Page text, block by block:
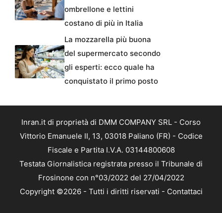
ombrellone e lettini
costano di più in Italia
La mozzarella più buona
del supermercato secondo
gli esperti: ecco quale ha
conquistato il primo posto
Inran.it di proprietà di DMM COMPANY SRL - Corso
Vittorio Emanuele II, 13, 03018 Paliano (FR) - Codice
Fiscale e Partita I.V.A. 03144800608
Testata Giornalistica registrata presso il Tribunale di
Frosinone con n°03/2022 del 27/04/2022
Copyright ©2026 - Tutti i diritti riservati - Contattaci